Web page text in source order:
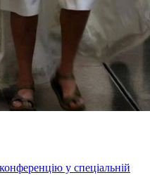
у спеціальній